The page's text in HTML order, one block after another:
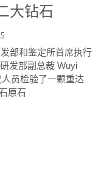
大钻石
部和鉴定所首席执行
发部副总裁 Wuyi
员检验了一颗重达
原石